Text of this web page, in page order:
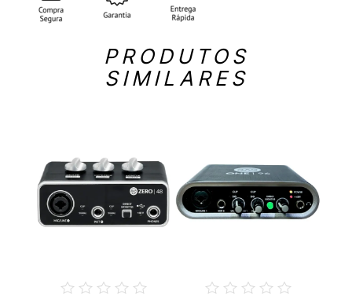
PRODUTOS
SIMILARES